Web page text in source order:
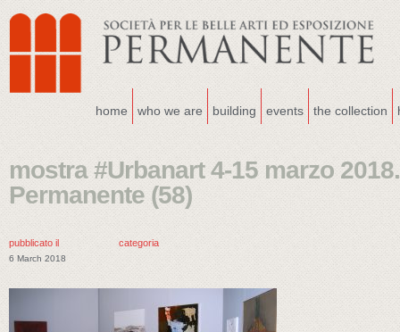
home who we are building events the collection
mostra #Urbanart 4-15 marzo
Permanente (58)
pubblicato il
6 March 2018
categoria